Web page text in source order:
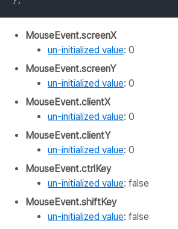
MouseEvent.screenX
un-initialized value: 0
MouseEvent.screenY
un-initialized value: 0
MouseEvent.clientX
un-initialized value: 0
MouseEvent.clientY
un-initialized value: 0
MouseEvent.ctrlKey
un-initialized value: false
MouseEvent.shiftKey
un-initialized value: false